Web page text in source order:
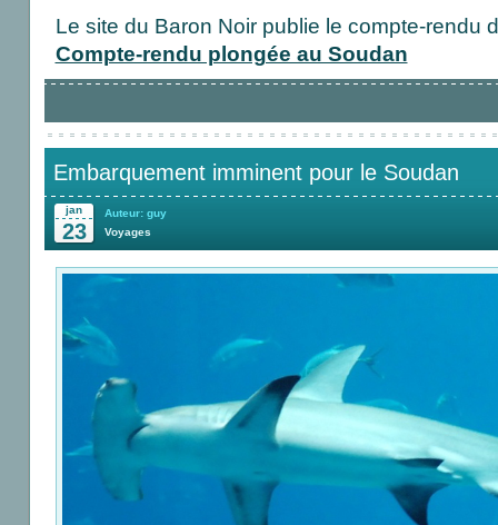
Le site du Baron Noir publie le compte-rendu
Compte-rendu plongée au Soudan
Embarquement imminent pour le Soudan
jan
23
Auteur: guy
Voyages